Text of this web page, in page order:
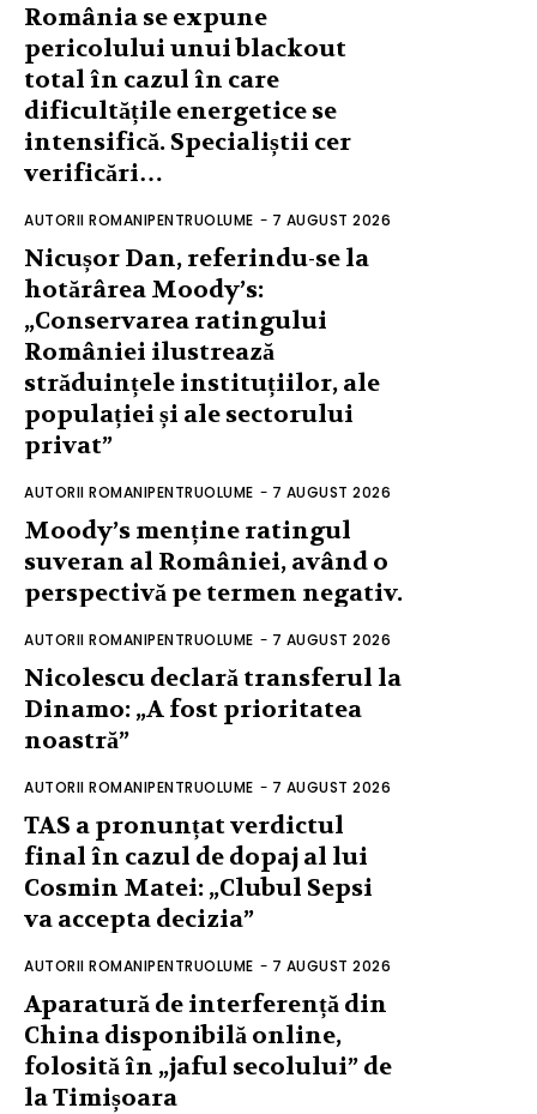
România se expune
pericolului unui blackout
total în cazul în care
dificultățile energetice se
intensifică. Specialiștii cer
verificări…
AUTORII ROMANIPENTRUOLUME - 7 AUGUST 2026
Nicușor Dan, referindu-se la
hotărârea Moody’s:
„Conservarea ratingului
României ilustrează
străduințele instituțiilor, ale
populației și ale sectorului
privat”
AUTORII ROMANIPENTRUOLUME - 7 AUGUST 2026
Moody’s menține ratingul
suveran al României, având o
perspectivă pe termen negativ.
AUTORII ROMANIPENTRUOLUME - 7 AUGUST 2026
Nicolescu declară transferul la
Dinamo: „A fost prioritatea
noastră”
AUTORII ROMANIPENTRUOLUME - 7 AUGUST 2026
TAS a pronunțat verdictul
final în cazul de dopaj al lui
Cosmin Matei: „Clubul Sepsi
va accepta decizia”
AUTORII ROMANIPENTRUOLUME - 7 AUGUST 2026
Aparatură de interferență din
China disponibilă online,
folosită în „jaful secolului” de
la Timișoara